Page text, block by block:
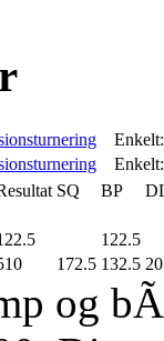
Enkelt:
Enkelt:
SQ BP
122.5
172.5 132.5
og